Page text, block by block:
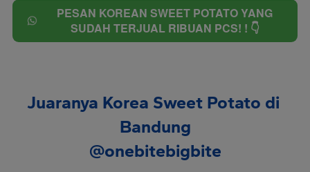
`
PESAN KOREAN SWEET POTATO YANG
SUDAH TERJUAL RIBUAN PCS! ! 👇
Juaranya Korea Sweet Potato di
Bandung
@onebitebigbite